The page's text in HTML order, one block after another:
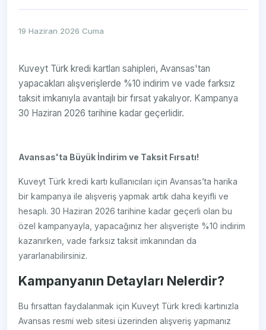
19 Haziran 2026 Cuma
Kuveyt Türk kredi kartları sahipleri, Avansas'tan
yapacakları alışverişlerde %10 indirim ve vade farksız
taksit imkanıyla avantajlı bir fırsat yakalıyor. Kampanya
30 Haziran 2026 tarihine kadar geçerlidir.
Avansas'ta Büyük İndirim ve Taksit Fırsatı!
Kuveyt Türk kredi kartı kullanıcıları için Avansas’ta harika
bir kampanya ile alışveriş yapmak artık daha keyifli ve
hesaplı. 30 Haziran 2026 tarihine kadar geçerli olan bu
özel kampanyayla, yapacağınız her alışverişte %10 indirim
kazanırken, vade farksız taksit imkanından da
yararlanabilirsiniz.
Kampanyanın Detayları Nelerdir?
Bu fırsattan faydalanmak için Kuveyt Türk kredi kartınızla
Avansas resmi web sitesi üzerinden alışveriş yapmanız